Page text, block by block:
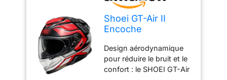
Shoei GT-Air II
Encoche
Design aérodynamique
pour réduire le bruit et le
confort : le SHOEI GT-Air